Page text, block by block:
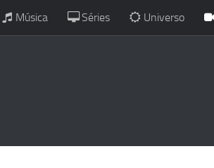
Música Séries Universo